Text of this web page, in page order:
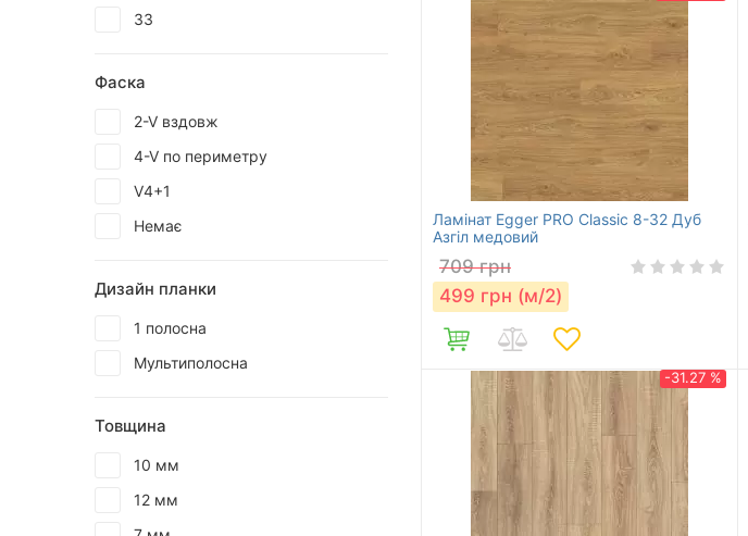
33
Фаска
2-V вздовж
4-V по периметру
V4+1
Немає
Дизайн планки
1 полосна
Мультиполосна
Товщина
10 мм
12 мм
Ламінат Egger PRO Classic 8-32 Дуб
Азгіл медовий
709 грн
499 грн (м/2)
-31.27 %